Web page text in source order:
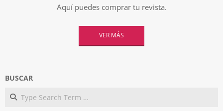
Aquí puedes comprar tu revista.
VER MÁS
BUSCAR
Search